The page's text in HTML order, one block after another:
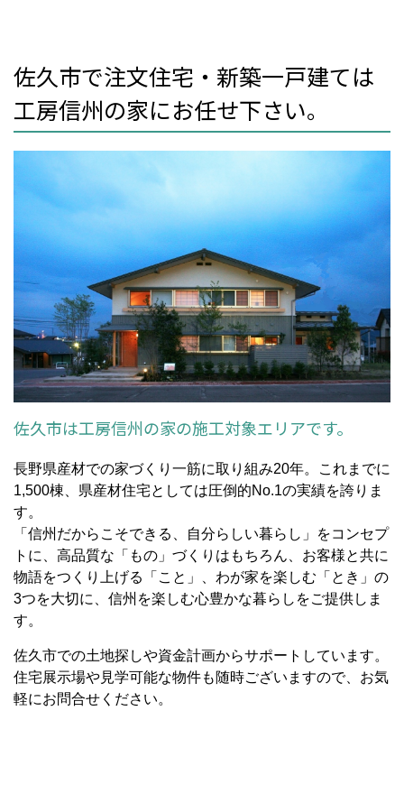
佐久市で注文住宅・新築一戸建ては
工房信州の家にお任せ下さい。
佐久市は工房信州の家の施工対象エリアです。
長野県産材での家づくり一筋に取り組み20年。これまでに
1,500棟、県産材住宅としては圧倒的No.1の実績を誇りま
す。
「信州だからこそできる、自分らしい暮らし」をコンセプ
トに、高品質な「もの」づくりはもちろん、お客様と共に
物語をつくり上げる「こと」、わが家を楽しむ「とき」の
3つを大切に、信州を楽しむ心豊かな暮らしをご提供しま
す。
佐久市での土地探しや資金計画からサポートしています。
住宅展示場や見学可能な物件も随時ございますので、お気
軽にお問合せください。